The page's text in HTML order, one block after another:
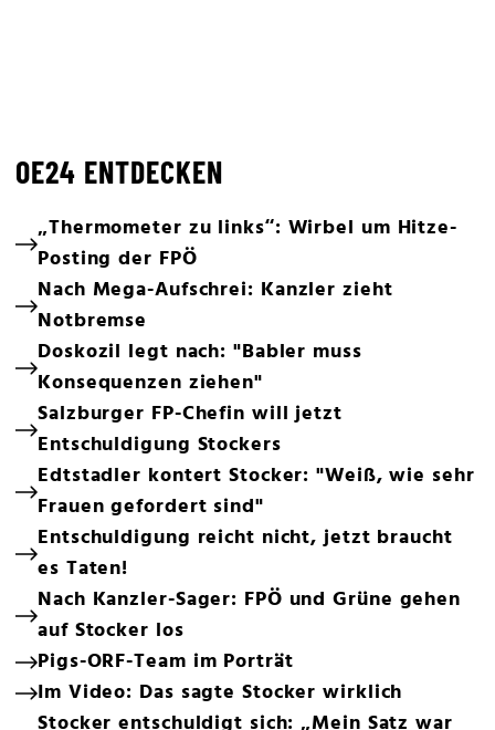
OE24 ENTDECKEN
„Thermometer zu links“: Wirbel um Hitze-
Posting der FPÖ
Nach Mega-Aufschrei: Kanzler zieht
Notbremse
Doskozil legt nach: "Babler muss
Konsequenzen ziehen"
Salzburger FP-Chefin will jetzt
Entschuldigung Stockers
Edtstadler kontert Stocker: "Weiß, wie sehr
Frauen gefordert sind"
Entschuldigung reicht nicht, jetzt braucht
es Taten!
Nach Kanzler-Sager: FPÖ und Grüne gehen
auf Stocker los
Pigs-ORF-Team im Porträt
Im Video: Das sagte Stocker wirklich